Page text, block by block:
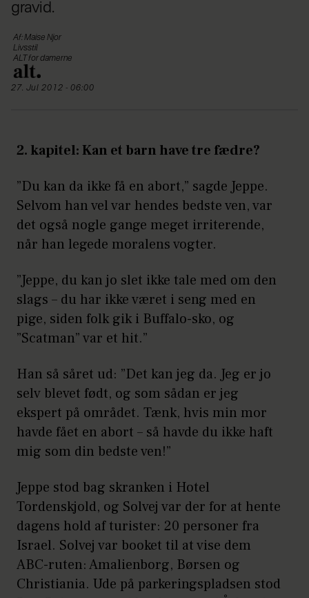
gravid.
Af: Maise Njor
Livsstil
ALT for damerne
27. Jul 2012 - 06:00
2. kapitel: Kan et barn have tre fædre?
”Du kan da ikke få en abort,” sagde Jeppe.
Selvom han vel var hendes bedste ven, var
det også nogle gange meget irriterende,
når han legede moralens vogter.
”Jeppe, du kan jo slet ikke tale med om den
slags – du har ikke været i seng med en
pige, siden folk gik i Buffalo-sko, og
”Scatman” var et hit.”
Han så såret ud: ”Det kan jeg da. Jeg er jo
selv blevet født, og som sådan er jeg
ekspert på området. Tænk, hvis min mor
havde fået en abort – så havde du ikke haft
mig som din bedste ven!”
Jeppe stod bag skranken i Hotel
Tordenskjold, og Solvej var der for at hente
dagens hold af turister: 20 personer fra
Israel. Solvej var booket til at vise dem
ABC-ruten: Amalienborg, Børsen og
Christiania. Ude på parkeringspladsen stod